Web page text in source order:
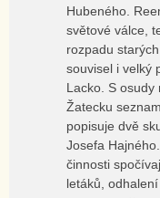
Hubeného.
světové válce,
rozpadu
souvisel i velký
Lacko. S
Žatecku
popisuje dvě
Josefa
činnosti
letáků,